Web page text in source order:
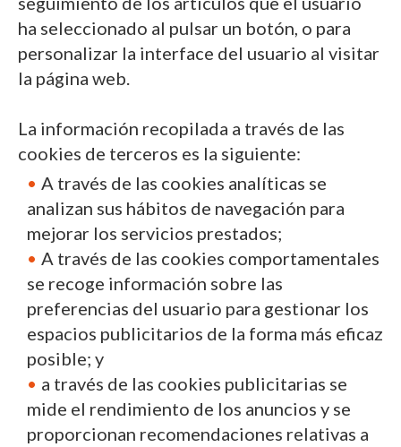
ha seleccionado al pulsar un botón, o para
personalizar la interface del usuario al visitar
la página web.
La información recopilada a través de las
cookies de terceros es la siguiente:
A través de las cookies analíticas se
analizan sus hábitos de navegación para
mejorar los servicios prestados;
A través de las cookies comportamentales
se recoge información sobre las
preferencias del usuario para gestionar los
espacios publicitarios de la forma más eficaz
posible; y
a través de las cookies publicitarias se
mide el rendimiento de los anuncios y se
proporcionan recomendaciones relativas a